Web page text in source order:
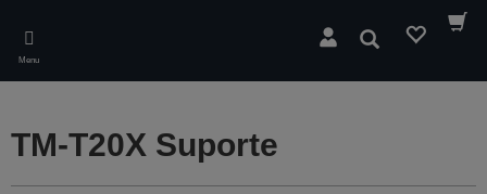
main
content
Menu
Pesquisar
TM-T20X Suporte